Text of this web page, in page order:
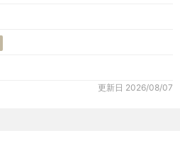
更新日 2026/08/07